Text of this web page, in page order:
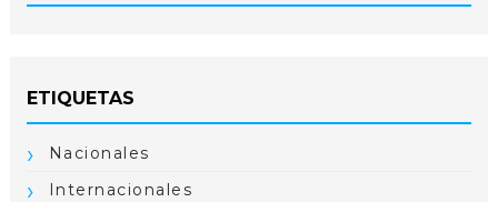
ETIQUETAS
Nacionales
Internacionales